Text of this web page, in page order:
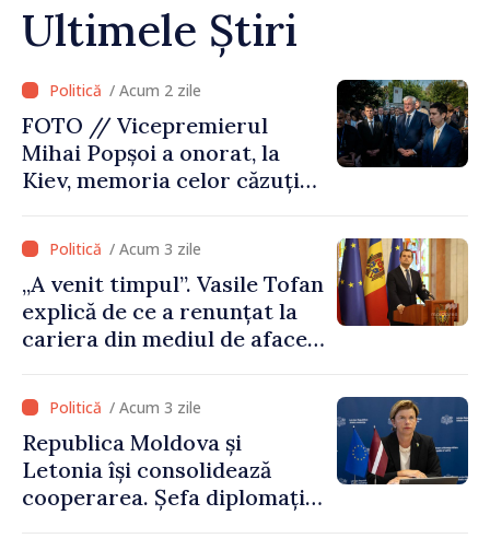
Ultimele Știri
/ Acum 2 zile
FOTO // Vicepremierul
Mihai Popșoi a onorat, la
Kiev, memoria celor căzuți
„Acest război trebuie să
înceteze”/ Acum 3 zile
„A venit timpul”. Vasile Tofan
explică de ce a renunțat la
cariera din mediul de afaceri
premier. Ce crede Igor
Grosu despre noul șef al
Guvernului
/ Acum 3 zile
Republica Moldova și
Letonia își consolidează
cooperarea. Șefa diplomației